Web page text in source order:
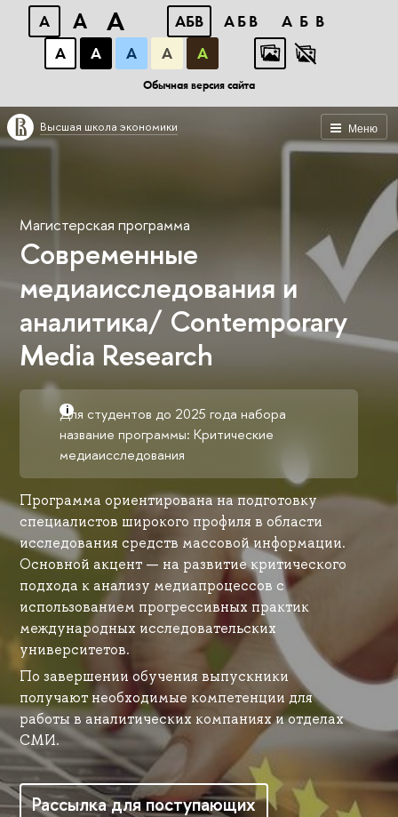
A A A АБВ АБВ
АБВ
А
А А А А
Обычная версия сайта
Меню
Высшая школа экономики
Магистерская программа
Современные
медиаисследования и
аналитика/ Contemporary
Media Research
Для студентов до 2025 года набора
название программы: Критические
медиаисследования
Программа ориентирована на подготовку
специалистов широкого профиля в области
исследования средств массовой информации.
Основной акцент — на развитие критического
подхода к анализу медиапроцессов с
использованием прогрессивных практик
международных исследовательских
университетов.
По завершении обучения выпускники
получают необходимые компетенции для
работы в аналитических компаниях и отделах
СМИ.
Рассылка для поступающих